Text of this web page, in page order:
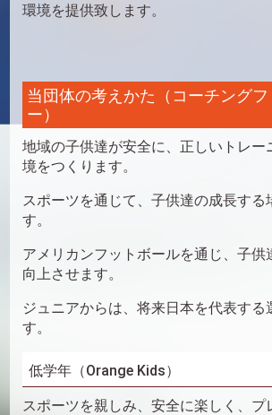
環境を提供致します。
当団体の考えかた（コーチングフ
ー）
地域の子供達が安全に、正しいトレー
境をつくります。
スポーツを通じて、子供達の成長する
す。
アメリカンフットボールを通じ、子供
向上させます。
ジュニアからは、将来日本を代表する
す。
低学年（Orange Kids）
スポーツを親しみ、安全に楽しく、プ